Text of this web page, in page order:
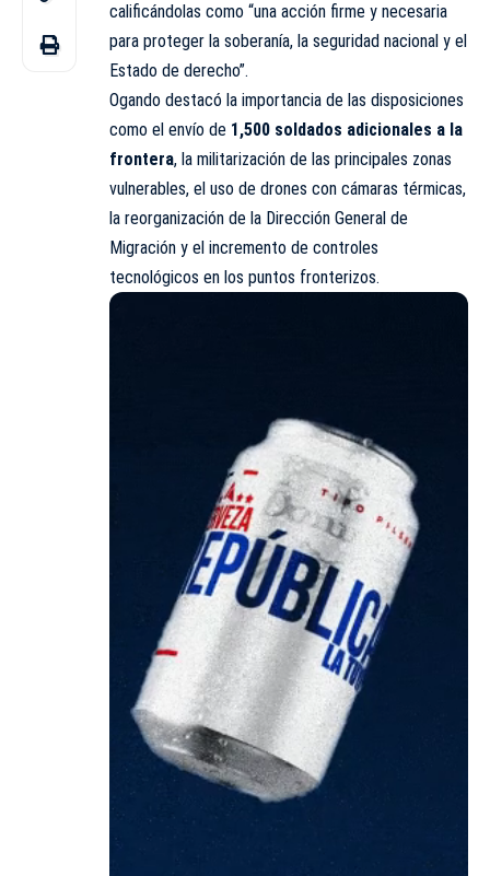
calificándolas como “una acción firme y necesaria
para proteger la soberanía, la seguridad nacional y el
Estado de derecho”.
Ogando destacó la importancia de las disposiciones
como el envío de 1,500 soldados adicionales a la
frontera, la militarización de las principales zonas
vulnerables, el uso de drones con cámaras térmicas,
la reorganización de la Dirección General de
Migración y el incremento de controles
tecnológicos en los puntos fronterizos.